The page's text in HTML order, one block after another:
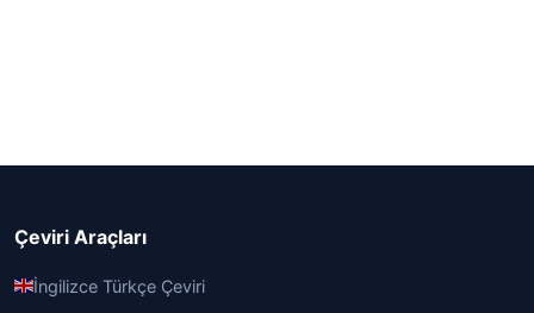
Çeviri Araçları
İngilizce Türkçe Çeviri